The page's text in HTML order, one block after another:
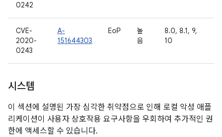
0242
CVE-
2020-
0243
A-
151644303
EoP
높
음
8.0, 8.1, 9,
10
시스템
이 섹션에 설명된 가장 심각한 취약점으로 인해 로컬 악성 애플
리케이션이 사용자 상호작용 요구사항을 우회하여 추가적인 권
한에 액세스할 수 있습니다.